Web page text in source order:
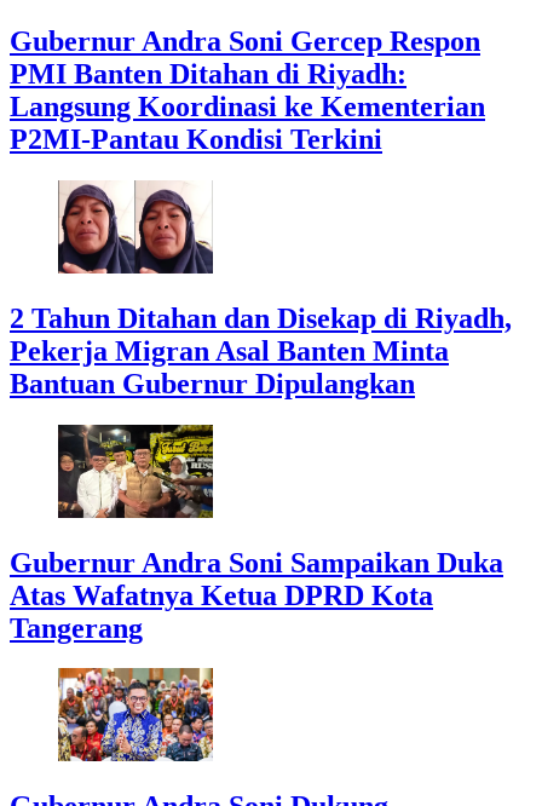
Gubernur Andra Soni Gercep Respon
PMI Banten Ditahan di Riyadh:
Langsung Koordinasi ke Kementerian
P2MI-Pantau Kondisi Terkini
2 Tahun Ditahan dan Disekap di Riyadh,
Pekerja Migran Asal Banten Minta
Bantuan Gubernur Dipulangkan
Gubernur Andra Soni Sampaikan Duka
Atas Wafatnya Ketua DPRD Kota
Tangerang